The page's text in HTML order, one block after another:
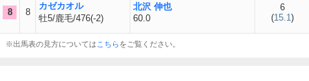
8 8
カゼカオル
牡5/鹿毛/476(-2)
北沢 伸也
60.0
6
(15.1)
※出馬表の見方については こちらをご覧ください。